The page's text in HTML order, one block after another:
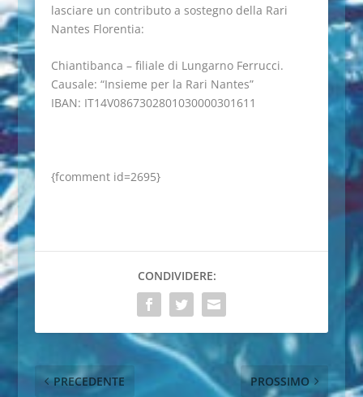
lasciare un contributo a sostegno della Rari
Nantes Florentia:
Chiantibanca – filiale di Lungarno Ferrucci.
Causale: “Insieme per la Rari Nantes”
IBAN: IT14V0867302801030000301611
{fcomment id=2695}
CONDIVIDERE:
PRECEDENTE PROSSIMO